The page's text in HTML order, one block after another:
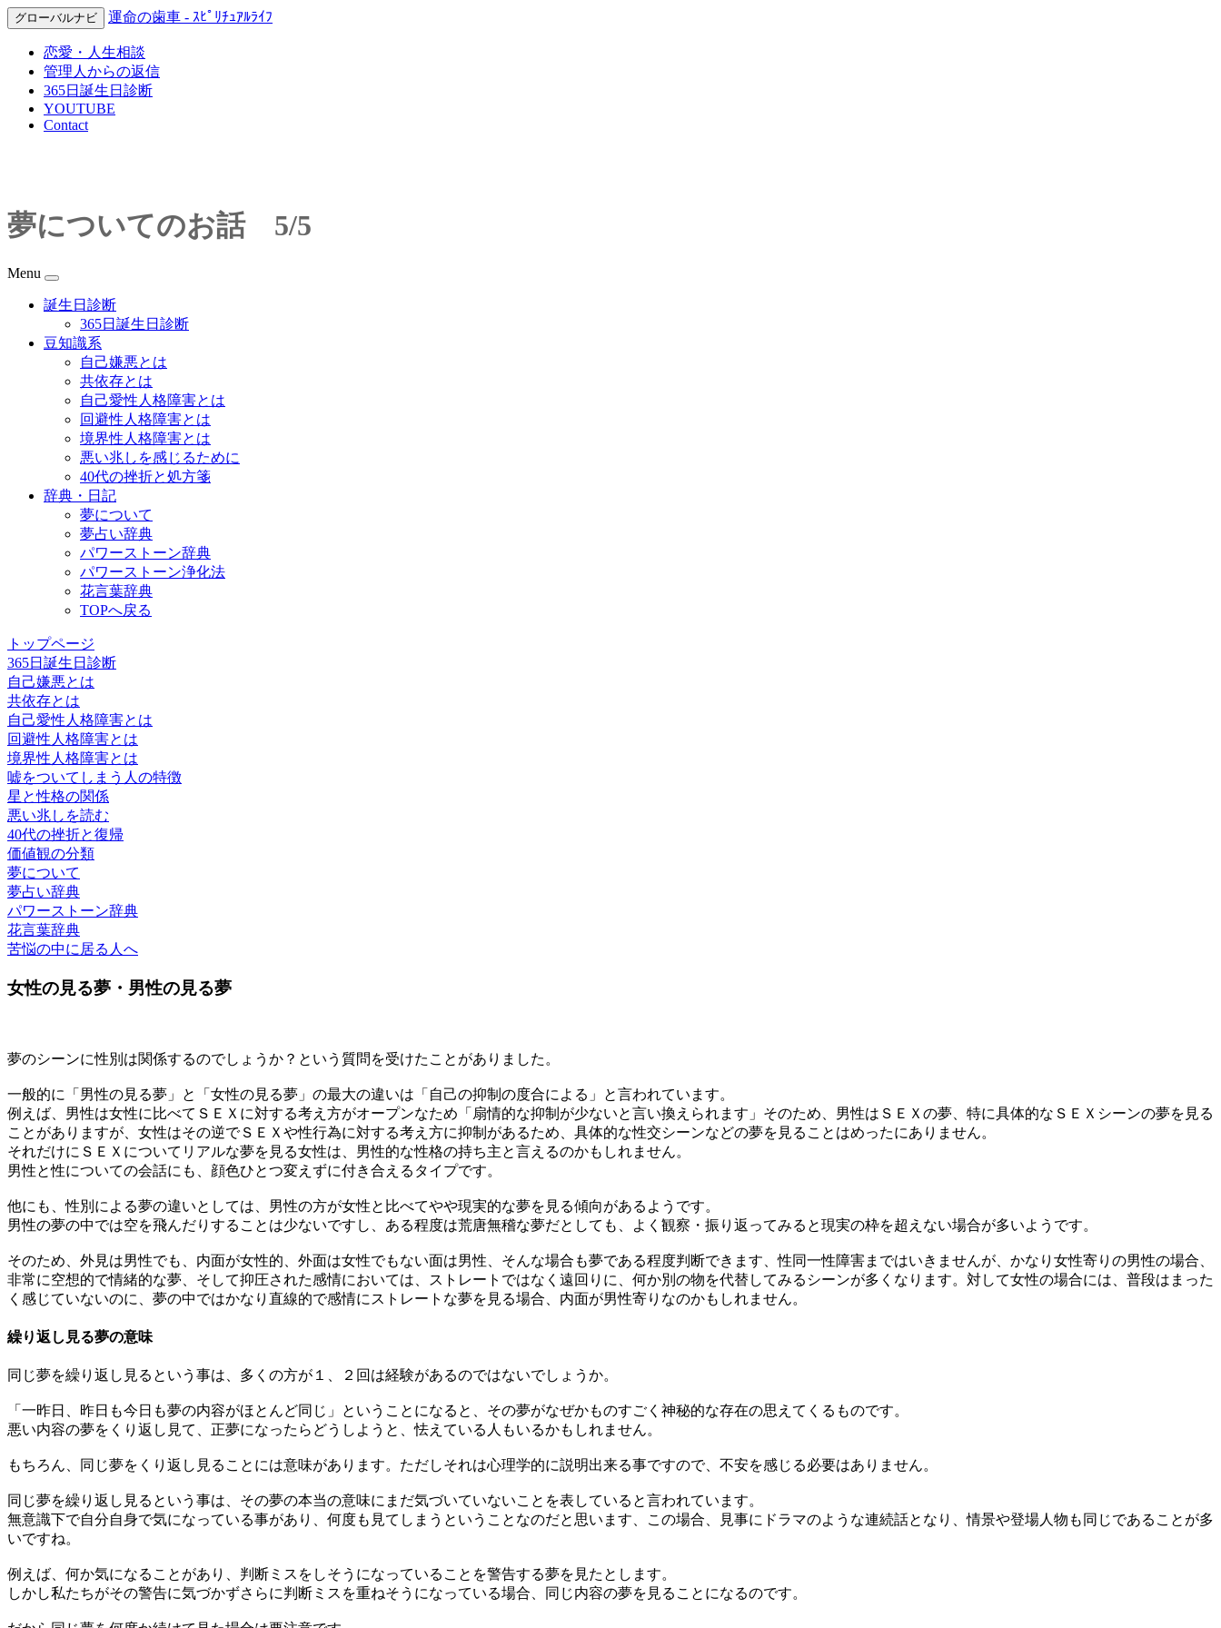
グローバルナビ 運命の歯車 - ｽﾋﾟﾘﾁｭｱﾙﾗｲﾌ
恋愛・人生相談
管理人からの返信
365日誕生日診断
YOUTUBE
Contact
夢についてのお話 5/5
Menu
誕生日診断
365日誕生日診断
豆知識系
自己嫌悪とは
共依存とは
自己愛性人格障害とは
回避性人格障害とは
境界性人格障害とは
悪い兆しを感じるために
40代の挫折と処方箋
辞典・日記
夢について
夢占い辞典
パワーストーン辞典
パワーストーン浄化法
花言葉辞典
TOPへ戻る
トップページ
365日誕生日診断
自己嫌悪とは
共依存とは
自己愛性人格障害とは
回避性人格障害とは
境界性人格障害とは
嘘をついてしまう人の特徴
星と性格の関係
悪い兆しを読む
40代の挫折と復帰
価値観の分類
夢について
夢占い辞典
パワーストーン辞典
花言葉辞典
苦悩の中に居る人へ
女性の見る夢・男性の見る夢
夢のシーンに性別は関係するのでしょうか？という質問を受けたことがありました。
一般的に「男性の見る夢」と「女性の見る夢」の最大の違いは「自己の抑制の度合による」と言われています。
例えば、男性は女性に比べてＳＥＸに対する考え方がオープンなため「扇情的な抑制が少ないと言い換えられます」そのため、男性はＳＥＸの夢、特に具体的なＳＥＸシーンの夢を見る
ことがありますが、女性はその逆でＳＥＸや性行為に対する考え方に抑制があるため、具体的な性交シーンなどの夢を見ることはめったにありません。
それだけにＳＥＸについてリアルな夢を見る女性は、男性的な性格の持ち主と言えるのかもしれません。
男性と性についての会話にも、顔色ひとつ変えずに付き合えるタイプです。
他にも、性別による夢の違いとしては、男性の方が女性と比べてやや現実的な夢を見る傾向があるようです。
男性の夢の中では空を飛んだりすることは少ないですし、ある程度は荒唐無稽な夢だとしても、よく観察・振り返ってみると現実の枠を超えない場合が多いようです。
そのため、外見は男性でも、内面が女性的、外面は女性でもない面は男性、そんな場合も夢である程度判断できます、性同一性障害まではいきませんが、かなり女性寄りの男性の場合、
非常に空想的で情緒的な夢、そして抑圧された感情においては、ストレートではなく遠回りに、何か別の物を代替してみるシーンが多くなります。対して女性の場合には、普段はまった
く感じていないのに、夢の中ではかなり直線的で感情にストレートな夢を見る場合、内面が男性寄りなのかもしれません。
繰り返し見る夢の意味
同じ夢を繰り返し見るという事は、多くの方が１、２回は経験があるのではないでしょうか。
「一昨日、昨日も今日も夢の内容がほとんど同じ」ということになると、その夢がなぜかものすごく神秘的な存在の思えてくるものです。
悪い内容の夢をくり返し見て、正夢になったらどうしようと、怯えている人もいるかもしれません。
もちろん、同じ夢をくり返し見ることには意味があります。ただしそれは心理学的に説明出来る事ですので、不安を感じる必要はありません。
同じ夢を繰り返し見るという事は、その夢の本当の意味にまだ気づいていないことを表していると言われています。
無意識下で自分自身で気になっている事があり、何度も見てしまうということなのだと思います、この場合、見事にドラマのような連続話となり、情景や登場人物も同じであることが多
いですね。
例えば、何か気になることがあり、判断ミスをしそうになっていることを警告する夢を見たとします。
しかし私たちがその警告に気づかずさらに判断ミスを重ねそうになっている場合、同じ内容の夢を見ることになるのです。